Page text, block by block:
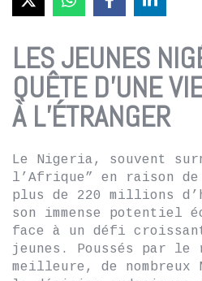
LES JEUNES
QUÊTE D’UNE
À L’ÉTRANGER
Le Nigeria, souvent
l’Afrique” en raison
plus de 220 millions
son immense potentiel
face à un défi
jeunes. Poussés par le
meilleure, de nombreux